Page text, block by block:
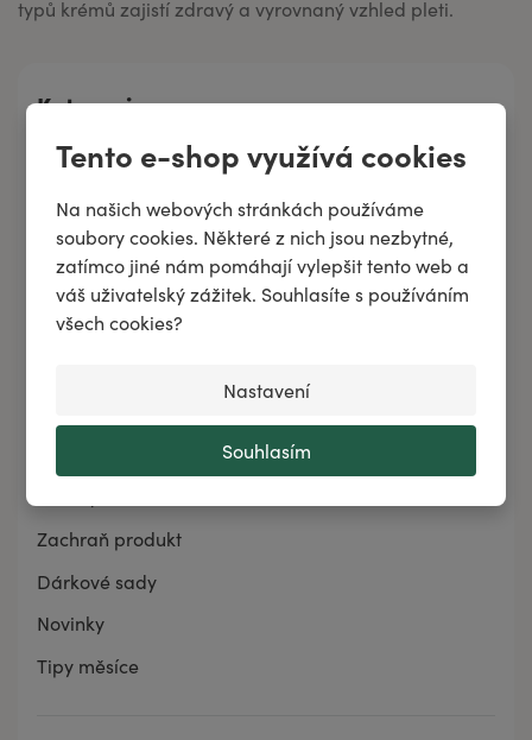
Tento e-shop využívá cookies
Na našich webových stránkách používáme
soubory cookies. Některé z nich jsou nezbytné,
zatímco jiné nám pomáhají vylepšit tento web a
váš uživatelský zážitek. Souhlasíte s používáním
všech cookies?
Nastavení
Souhlasím
typů krémů zajistí zdravý a vyrovnaný vzhled pleti.
Kategorie
Aromaterapie
Dermokosmetika
Kosmetika pro děti
Pro muže
Pro ženy
Zachraň produkt
Dárkové sady
Novinky
Tipy měsíce